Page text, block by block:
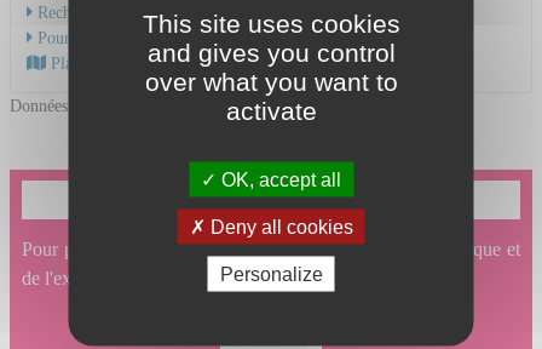
Recherche et Formation
Pour une consultation
Plan d'accès au CHU
Données mises à jour le 09/01/2026
Je souhaite prendre un rendez-vous en ligne
Pour prendre un rendez-vous en ligne en Physiologie clinique et
de l'exercice, cliquez ici.
This site uses cookies
and gives you control
over what you want to
activate
OK, accept all
Deny all cookies
Personalize